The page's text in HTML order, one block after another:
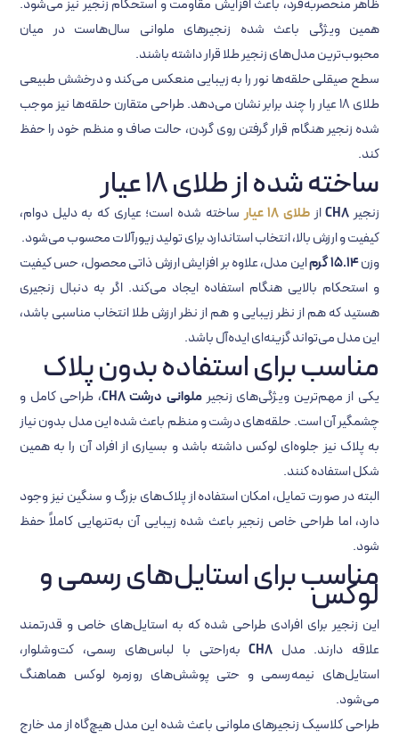
ظاهر منحصربه‌فرد، باعث افزایش مقاومت و استحکام زنجیر نیز می‌شود.
همین ویژگی باعث شده زنجیرهای ملوانی سال‌هاست در میان
محبوب‌ترین مدل‌های زنجیر طلا قرار داشته باشند.
سطح صیقلی حلقه‌ها نور را به زیبایی منعکس می‌کند و درخشش طبیعی
طلای 18 عیار را چند برابر نشان می‌دهد. طراحی متقارن حلقه‌ها نیز موجب
شده زنجیر هنگام قرار گرفتن روی گردن، حالت صاف و منظم خود را حفظ
کند.
ساخته شده از طلای 18 عیار
زنجیرCH8ازطلای 18 عیار
ساخته شده است؛ عیاری که به دلیل دوام،
کیفیت و ارزش بالا، انتخاب استاندارد برای تولید زیورآلات محسوب می‌شود.
وزن15.14 گرم
این مدل، علاوه بر افزایش ارزش ذاتی محصول، حس کیفیت
و استحکام بالایی هنگام استفاده ایجاد می‌کند. اگر به دنبال زنجیری
هستید که هم از نظر زیبایی و هم از نظر ارزش طلا انتخاب مناسبی باشد،
این مدل می‌تواند گزینه‌ای ایده‌آل باشد.
مناسب برای استفاده بدون پلاک
یکی از مهم‌ترین ویژگی‌های زنجیرملوانی درشت CH8
، طراحی کامل و
چشمگیر آن است. حلقه‌های درشت و منظم باعث شده این مدل بدون نیاز
به پلاک نیز جلوه‌ای لوکس داشته باشد و بسیاری از افراد آن را به همین
شکل استفاده کنند.
البته در صورت تمایل، امکان استفاده از پلاک‌های بزرگ و سنگین نیز وجود
دارد، اما طراحی خاص زنجیر باعث شده زیبایی آن به‌تنهایی کاملاً حفظ
شود.
مناسب برای استایل‌های رسمی و
لوکس
این زنجیر برای افرادی طراحی شده که به استایل‌های خاص و قدرتمند
علاقه دارند. مدل CH8به‌راحتی با لباس‌های رسمی، کت‌وشلوار،
استایل‌های نیمه‌رسمی و حتی پوشش‌های روزمره لوکس هماهنگ
می‌شود.
طراحی کلاسیک زنجیرهای ملوانی باعث شده این مدل هیچ‌گاه از مد خارج